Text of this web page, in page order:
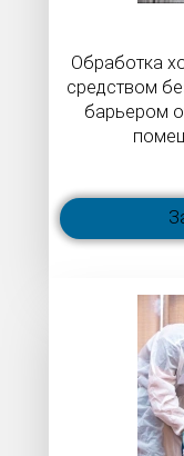
Обработка
средством
барьером